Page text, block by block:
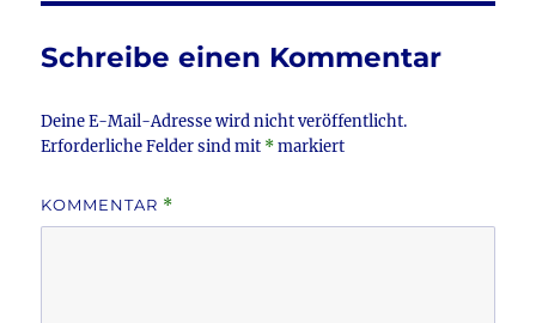
Schreibe einen Kommentar
Deine E-Mail-Adresse wird nicht veröffentlicht.
Erforderliche Felder sind mit *markiert
KOMMENTAR *